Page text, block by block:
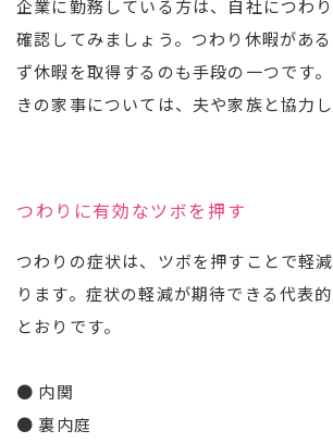
企業に勤務している方は、自社につわ
確認してみましょう。つわり休暇があ
ず休暇を取得するのも手段の一つです
きの家事については、夫や家族と協力し
つわりに有効なツボを押す
つわりの症状は、ツボを押すことで軽
ります。症状の軽減が期待できる代表
とおりです。
● 内関
● 裏内庭